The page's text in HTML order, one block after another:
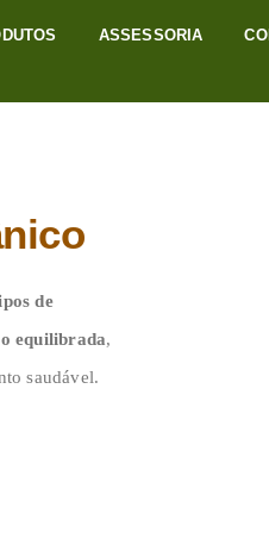
ASSESSORIA
de
equilibrada,
saudável.